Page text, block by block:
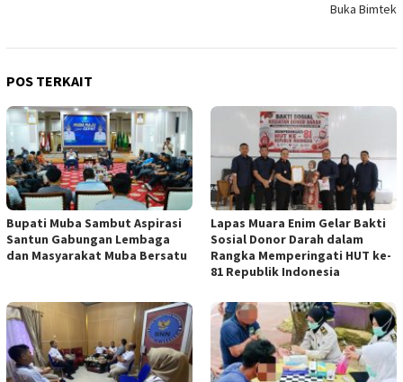
Buka Bimtek
POS TERKAIT
Bupati Muba Sambut Aspirasi
Santun Gabungan Lembaga
dan Masyarakat Muba Bersatu
Lapas Muara Enim Gelar Bakti
Sosial Donor Darah dalam
Rangka Memperingati HUT ke-
81 Republik Indonesia